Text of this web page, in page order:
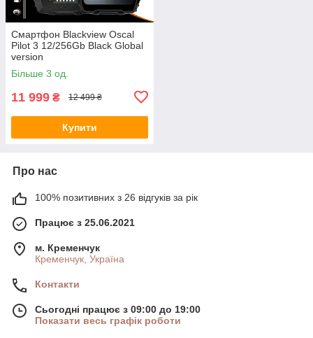
Смартфон Blackview Oscal
Pilot 3 12/256Gb Black Global
version
Більше 3 од.
11 999 ₴ 12 499 ₴
Купити
Про нас
100% позитивних з 26 відгуків за рік
Працює з 25.06.2021
м. Кременчук
Кременчук, Україна
Контакти
Сьогодні працює з 09:00 до 19:00
Показати весь графік роботи